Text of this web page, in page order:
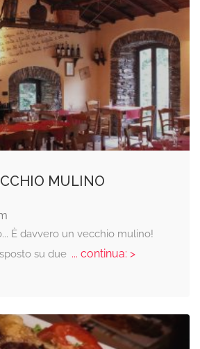
MULINO
È davvero un vecchio mulino!
su due... continua: >